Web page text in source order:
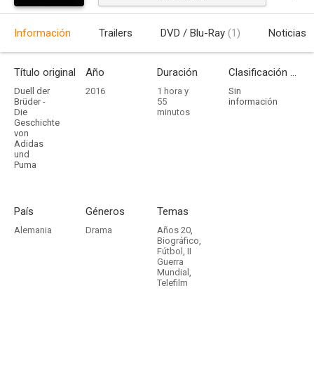
Información Trailers DVD / Blu-Ray (1) Noticias
Título original
Duell der
Brüder -
Die
Geschichte
von
Adidas
und
Puma
Año
2016
Duración
1 hora y
55
minutos
Clasificación por edades
Sin
información
País
Alemania
Géneros
Drama
Temas
Años 20,
Biográfico,
Fútbol , II
Guerra
Mundial ,
Telefilm